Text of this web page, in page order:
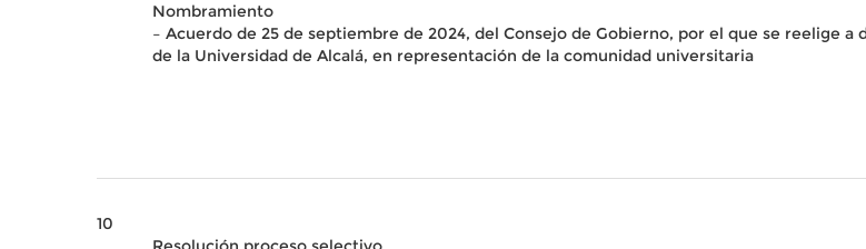
Nombramiento
– Acuerdo de 25 de septiembre de 2024, del Consejo de Gobierno, por el que se reelige
de la Universidad de Alcalá, en representación de la comunidad universitaria
10